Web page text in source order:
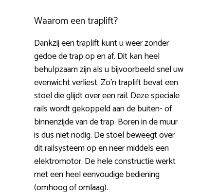
Waarom een traplift?
Dankzij een traplift kunt u weer zonder
gedoe de trap op en af. Dit kan heel
behulpzaam zijn als u bijvoorbeeld snel uw
evenwicht verliest. Zo’n traplift bevat een
stoel die glijdt over een rail. Deze speciale
rails wordt gekoppeld aan de buiten- of
binnenzijde van de trap. Boren in de muur
is dus niet nodig. De stoel beweegt over
dit railsysteem op en neer middels een
elektromotor. De hele constructie werkt
met een heel eenvoudige bediening
(omhoog of omlaag).